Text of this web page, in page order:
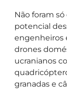
Não foram
potencial
engenheiros
drones
ucranianos
granadas e